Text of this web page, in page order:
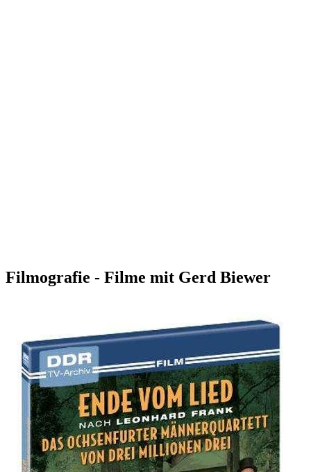
Filmografie - Filme mit Gerd Biewer